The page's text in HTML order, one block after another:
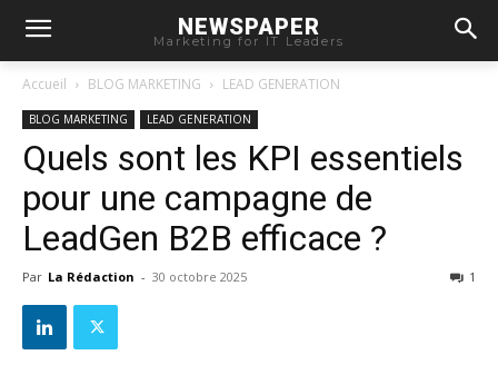
NEWSPAPER
Marketing for IT Leaders
Accueil BLOG MARKETING LEAD GENERATION
BLOG MARKETING LEAD GENERATION
Quels sont les KPI essentiels
pour une campagne de
LeadGen B2B efficace ?
Par La Rédaction - 30 octobre 2025 1